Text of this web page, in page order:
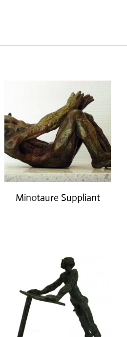
Minotaure Suppliant